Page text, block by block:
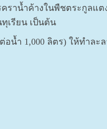
คราน้ำค้างในพืชตระกูลแ
ทุเรียน เป็นต้น
อน้ำ 1,000 ลิตร) ให้ทำละ